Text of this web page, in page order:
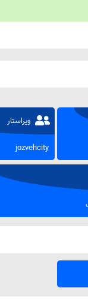
ویراستار
jozvehcity